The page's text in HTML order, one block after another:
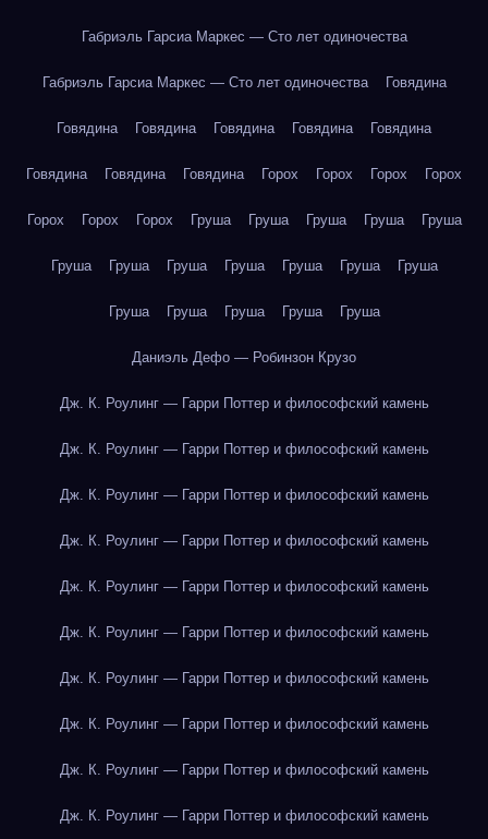
Габриэль Гарсиа Маркес — Сто лет одиночества
Габриэль Гарсиа Маркес — Сто лет одиночества Говядина
Говядина Говядина Говядина Говядина Говядина
Говядина Говядина Говядина Горох Горох Горох Горох
Горох Горох Горох Груша Груша Груша Груша Груша
Груша Груша Груша Груша Груша Груша Груша
Груша Груша Груша Груша Груша
Даниэль Дефо — Робинзон Крузо
Дж. К. Роулинг — Гарри Поттер и философский камень
Дж. К. Роулинг — Гарри Поттер и философский камень
Дж. К. Роулинг — Гарри Поттер и философский камень
Дж. К. Роулинг — Гарри Поттер и философский камень
Дж. К. Роулинг — Гарри Поттер и философский камень
Дж. К. Роулинг — Гарри Поттер и философский камень
Дж. К. Роулинг — Гарри Поттер и философский камень
Дж. К. Роулинг — Гарри Поттер и философский камень
Дж. К. Роулинг — Гарри Поттер и философский камень
Дж. К. Роулинг — Гарри Поттер и философский камень